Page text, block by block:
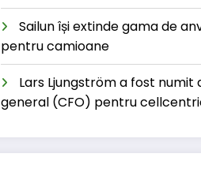
Sailun își extinde gama de
pentru camioane
Lars Ljungström a fost numit
general (CFO) pentru